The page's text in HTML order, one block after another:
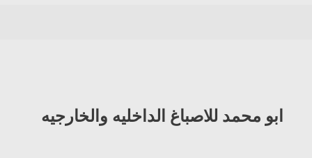
ابو محمد للاصباغ الداخليه والخارجيه